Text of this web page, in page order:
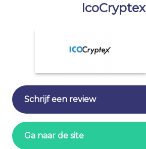
IcoCryptex
Schrijf een review
Ga naar de site